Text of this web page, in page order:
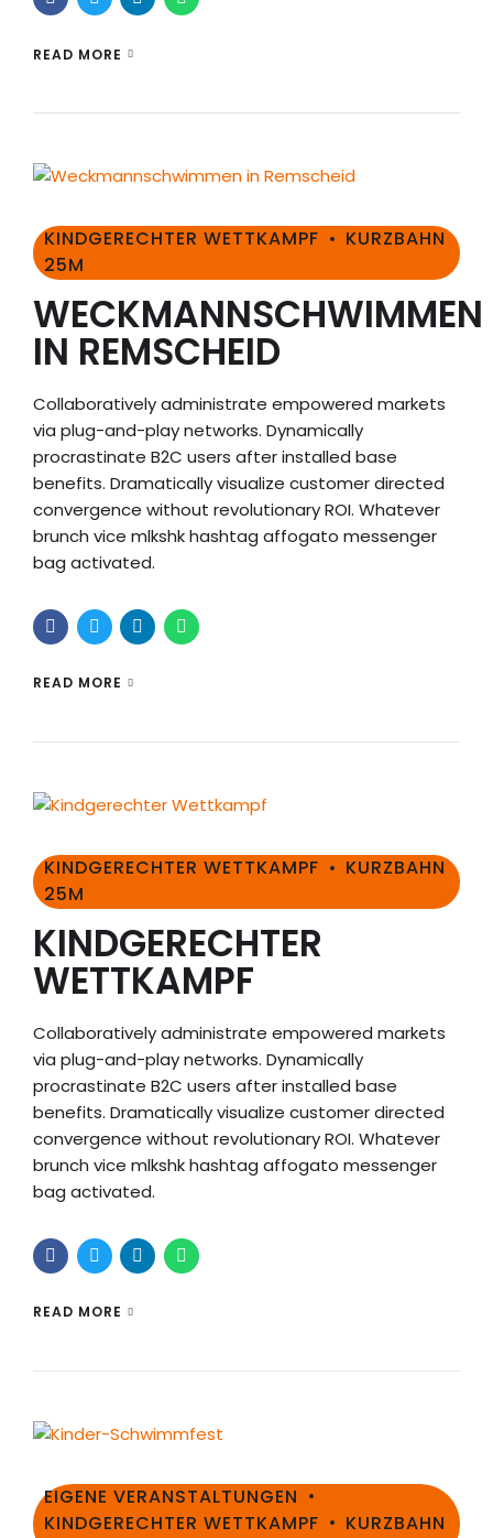
READ MORE
KINDGERECHTER WETTKAMPF
KURZBAHN
25M
WECKMANNSCHWIMMEN
IN REMSCHEID
Collaboratively administrate empowered markets
via plug-and-play networks. Dynamically
procrastinate B2C users after installed base
benefits. Dramatically visualize customer directed
convergence without revolutionary ROI. Whatever
brunch vice mlkshk hashtag affogato messenger
bag activated.
READ MORE
KINDGERECHTER WETTKAMPF
KURZBAHN
25M
KINDGERECHTER
WETTKAMPF
Collaboratively administrate empowered markets
via plug-and-play networks. Dynamically
procrastinate B2C users after installed base
benefits. Dramatically visualize customer directed
convergence without revolutionary ROI. Whatever
brunch vice mlkshk hashtag affogato messenger
bag activated.
READ MORE
EIGENE VERANSTALTUNGEN
KINDGERECHTER WETTKAMPF
KURZBAHN